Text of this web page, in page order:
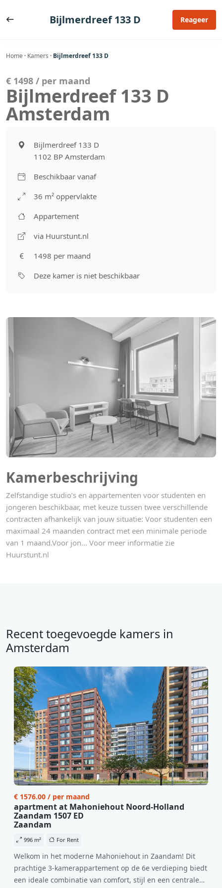
naar
Bijlmerdreef 133 D Reageer
Home · Kamers · Bijlmerdreef 133 D
Kamerbeschrijving
Zelfstandige studio’s en appartementen voor studenten en
jongeren beschikbaar, met keuze tussen twee verschillende
contracten afhankelijk van jouw situatie: Voor studenten een
maximaal 24 maanden contract met een minimale periode
van 1 maand.Voor jon... Voor meer informatie zie
Huurstunt.nl
€ 1498 / per maand
Bijlmerdreef 133 D
Amsterdam
Bijlmerdreef 133 D
1102 BP Amsterdam
Beschikbaar vanaf
36 m² oppervlakte
Appartement
via Huurstunt.nl
1498 per maand
Deze kamer is niet beschikbaar
Recent toegevoegde kamers in
Amsterdam
€ 1576.00 / per maand
apartment at Mahoniehout Noord-Holland
Zaandam 1507 ED
Zaandam
996 m² For Rent
Welkom in het moderne Mahoniehout in Zaandam! Dit
prachtige 3-kamerappartement op de 6e verdieping biedt
een ideale combinatie van comfort, stijl en een centrale